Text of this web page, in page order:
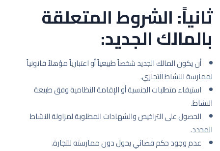
ثانياً: الشروط المتعلقة
بالمالك الجديد:
أن يكون المالك الجديد شخصاً طبيعياً أو اعتبارياً مؤهلاً قانونياً
لممارسة النشاط التجاري.
استيفاء متطلبات الجنسية أو الإقامة النظامية وفق طبيعة
النشاط.
الحصول على التراخيص والشهادات المطلوبة لمزاولة النشاط
المحدد.
عدم وجود حكم قضائي يحول دون ممارسته للتجارة.